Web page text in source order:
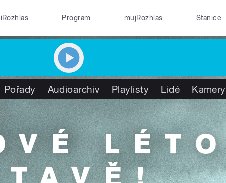
iRozhlas Program mujRozhlas Stanice
Pořady Audioarchiv Playlisty Lidé Kamery